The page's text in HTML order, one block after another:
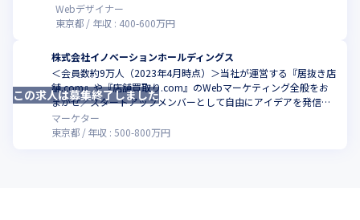
Webデザイナー
東京都
年収 : 400-600万円
株式会社イノベーションホールディングス
＜会員数約9万人（2023年4月時点）＞当社が運営する『居抜き店
舗.com』や『店舗買取り.com』のWebマーケティング全般をお
まかせ／スタートアップメンバーとして自由にアイデアを発信で
きる環境です
マーケター
東京都
年収 :500-800万円
この求人は募集終了しました